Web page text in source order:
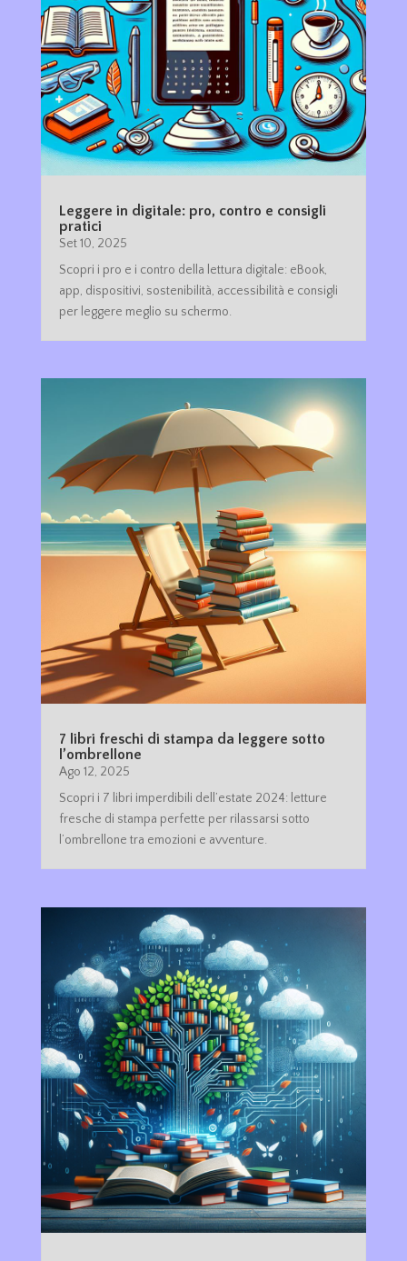
Leggere in digitale: pro, contro e consigli
pratici
Set 10, 2025
Scopri i pro e i contro della lettura digitale: eBook,
app, dispositivi, sostenibilità, accessibilità e consigli
per leggere meglio su schermo.
7 libri freschi di stampa da leggere sotto
l’ombrellone
Ago 12, 2025
Scopri i 7 libri imperdibili dell’estate 2024: letture
fresche di stampa perfette per rilassarsi sotto
l’ombrellone tra emozioni e avventure.